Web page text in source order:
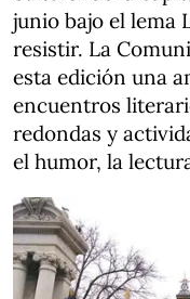
junio bajo el lema
resistir. La
esta edición una
encuentros
redondas y
el humor, la